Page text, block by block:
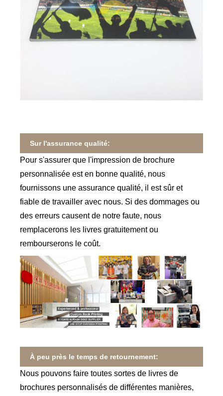
Sur l'assurance qualité:
Pour s'assurer que l'impression de brochure
personnalisée est en bonne qualité, nous
fournissons une assurance qualité, il est sûr et
fiable de travailler avec nous. Si des dommages ou
des erreurs causent de notre faute, nous
remplacerons les livres gratuitement ou
rembourserons le coût.
À peu près le temps de retournement:
Nous pouvons faire toutes sortes de livres de
brochures personnalisés de différentes manières,